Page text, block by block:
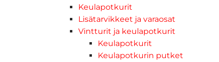
Keulapotkurit
Lisätarvikkeet ja varaosat
Vintturit ja keulapotkurit
Keulapotkurit
Keulapotkurin putket